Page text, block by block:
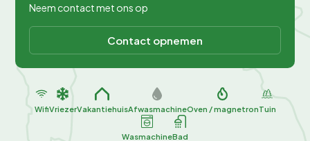
Neem contact met ons op
Contact opnemen
WifiVriezerVakantiehuisAfwasmachineOven / magnetronTuin
WasmachineBad